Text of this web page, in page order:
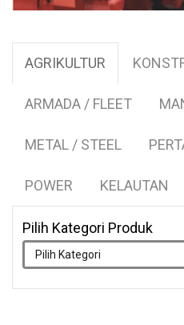
AGRIKULTUR
ARMADA / FLEET
METAL / STEEL
POWER KELAUTAN
Pilih Kategori Produk